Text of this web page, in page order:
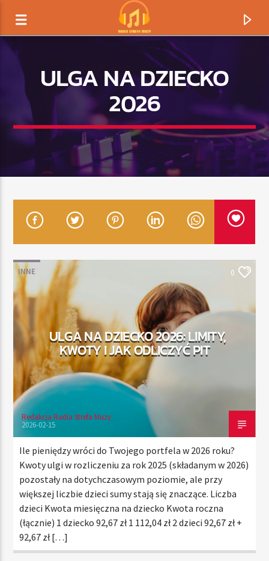
TERAZ GRAMY
TYTUŁ
ARTYSTA
TERAZ
RADIO STREFA MUZY
00:00 24:00
Radio Strefa Muzy
ULGA NA DZIECKO
2026
INNE 0
ULGA NA DZIECKO 2026: LIMITY,
KWOTY I JAK ODLICZYĆ PIT
Redakcja Radia Strefa Muzy
2026-02-15
Ile pieniędzy wróci do Twojego portfela w 2026 roku?
Kwoty ulgi w rozliczeniu za rok 2025 (składanym w 2026)
pozostały na dotychczasowym poziomie, ale przy
większej liczbie dzieci sumy stają się znaczące. Liczba
dzieci Kwota miesięczna na dziecko Kwota roczna
(łącznie) 1 dziecko 92,67 zł 1 112,04 zł 2 dzieci 92,67 zł +
92,67 zł […]